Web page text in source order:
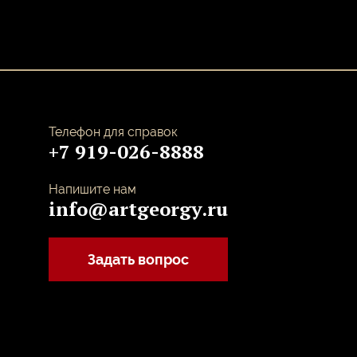
Телефон для справок
+7 919-026-8888
Напишите нам
info@artgeorgy.ru
Задать вопрос